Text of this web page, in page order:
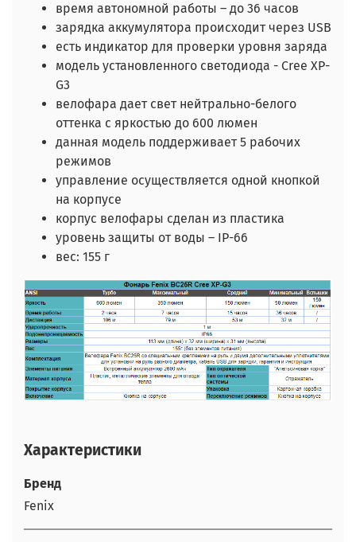
время автономной работы – до 36 часов
зарядка аккумулятора происходит через USB
есть индикатор для проверки уровня заряда
модель установленного светодиода - Cree XP-
G3
велофара дает свет нейтрально-белого
оттенка с яркостью до 600 люмен
данная модель поддерживает 5 рабочих
режимов
управление осуществляется одной кнопкой
на корпусе
корпус велофары сделан из пластика
уровень защиты от воды – IP-66
вес: 155 г
Характеристики
Бренд
Fenix